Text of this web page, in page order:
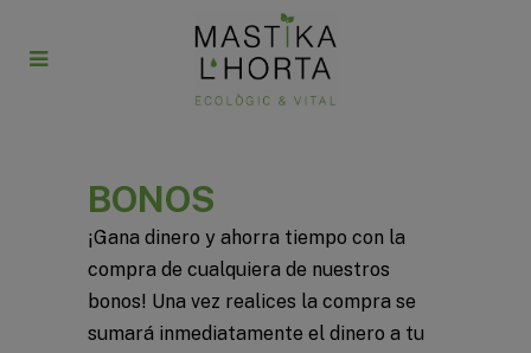
BONOS
¡Gana dinero y ahorra tiempo con la
compra de cualquiera de nuestros
bonos! Una vez realices la compra se
sumará inmediatamente el dinero a tu